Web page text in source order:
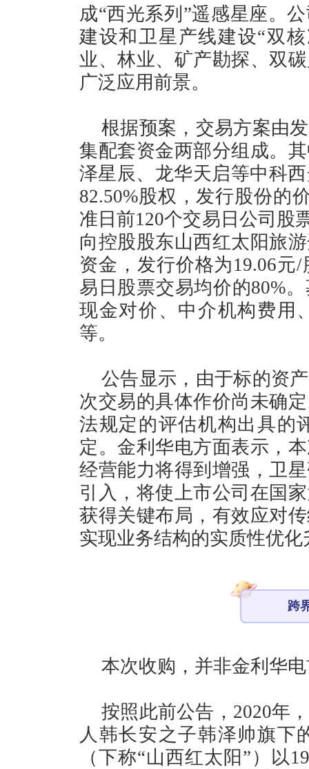
成“西光系列”遥感星座。
建设和卫星产线建设“双
业、林业、矿产勘探、双
广泛应用前景。
根据预案，交易方案由
集配套资金两部分组成。
泽星辰、龙华天启等中科
82.50%股权，发行股份的
准日前120个交易日公司股
向控股股东山西红太阳旅
资金，发行价格为19.06元
易日股票交易均价的80%
现金对价、中介机构费用
等。
公告显示，由于标的资
次交易的具体作价尚未确
法规定的评估机构出具的
定。金利华电方面表示，
经营能力将得到增强，卫
引入，将使上市公司在国
获得关键布局，有效应对
实现业务结构的实质性优化
跨
本次收购，并非金利华
按照此前公告，2020年
人韩长安之子韩泽帅旗下
（下称“山西红太阳”）以